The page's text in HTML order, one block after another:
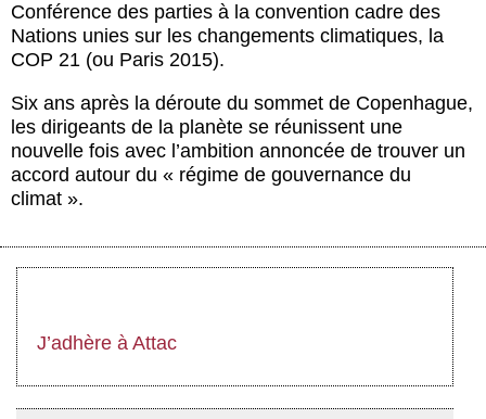
Conférence des parties à la convention cadre des
Nations unies sur les changements climatiques, la
COP 21 (ou Paris 2015).
Six ans après la déroute du sommet de Copenhague,
les dirigeants de la planète se réunissent une
nouvelle fois avec l’ambition annoncée de trouver un
accord autour du « régime de gouvernance du
climat ».
J’adhère à Attac